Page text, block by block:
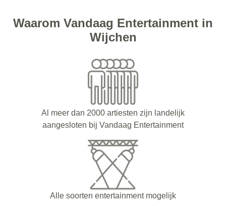
Waarom Vandaag Entertainment in
Wijchen
Al meer dan 2000 artiesten zijn landelijk
aangesloten bij Vandaag Entertainment
Alle soorten entertainment mogelijk